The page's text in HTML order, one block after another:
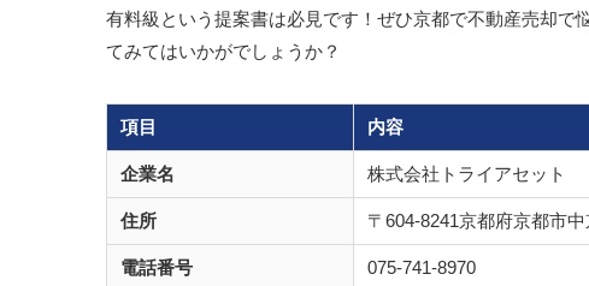
有料級という提案書は必見です！ぜひ京都で不動産売却
てみてはいかがでしょうか？
項目 内容
企業名 株式会社トライアセット
住所 〒604-8241京都府京都市
電話番号 075-741-8970